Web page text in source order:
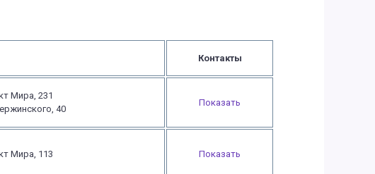
Контакты
Мира, 231
40
Показать
Мира, 113 Показать